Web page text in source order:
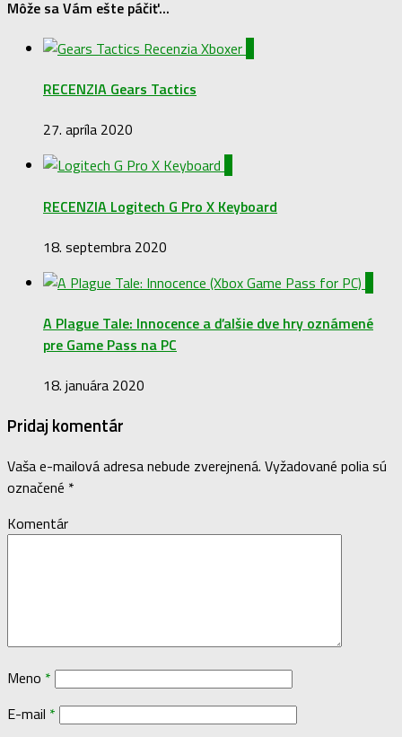
Môže sa Vám ešte páčiť...
RECENZIA Gears Tactics
27. apríla 2020
RECENZIA Logitech G Pro X Keyboard
18. septembra 2020
A Plague Tale: Innocence a ďalšie dve hry oznámené
pre Game Pass na PC
18. januára 2020
Pridaj komentár
Vaša e-mailová adresa nebude zverejnená. Vyžadované polia sú
označené *
Komentár
Meno *
E-mail *